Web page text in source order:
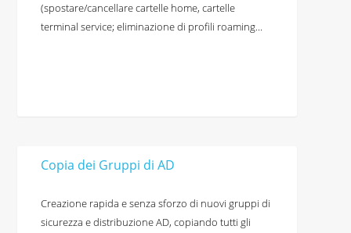
(spostare/cancellare cartelle home, cartelle
terminal service; eliminazione di profili roaming...
Copia dei Gruppi di AD
Creazione rapida e senza sforzo di nuovi gruppi di
sicurezza e distribuzione AD, copiando tutti gli